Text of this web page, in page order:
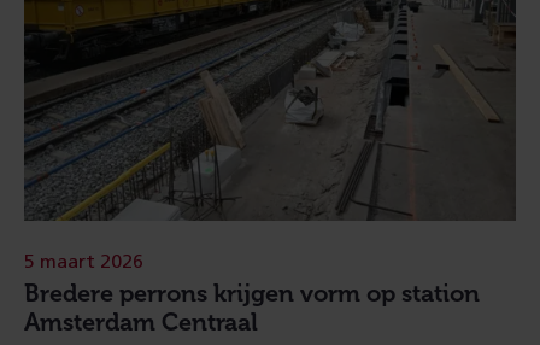
Bredere perrons krijgen vorm op station
Amsterdam Centraal
5 maart 2026